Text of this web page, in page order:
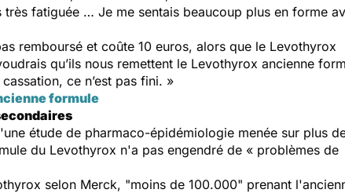
très fatiguée … Je me sentais beaucoup plus en forme
remboursé et coûte 10 euros, alors que le Levothyrox
qu’ils nous remettent le Levothyrox ancienne
ce n’est pas fini. »
formule
étude de pharmaco-épidémiologie menée sur plus
du Levothyrox n'a pas engendré de « problèmes de
selon Merck, "moins de 100.000" prenant